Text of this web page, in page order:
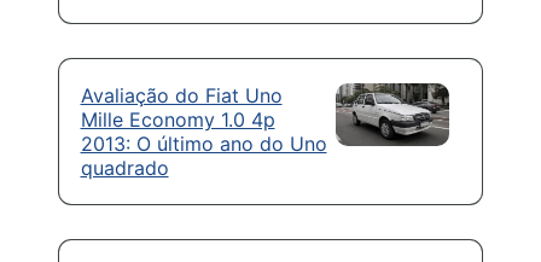
Avaliação do Fiat Uno
Mille Economy 1.0 4p
2013: O último ano do Uno
quadrado